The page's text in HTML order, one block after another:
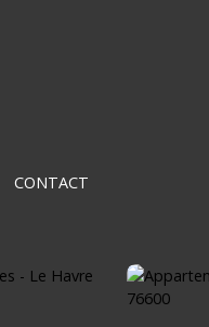
CONTACT